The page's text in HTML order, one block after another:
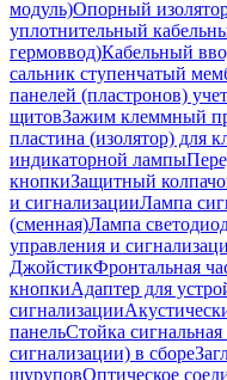
модуль)Опорный
уплотнительный
гермоввод)Кабельный
сальник ступенчатый
панелей (пластронов)
щитовЗажим клеммный
пластина (изолятор) для
индикаторной лампы
кнопкиЗащитный
и сигнализацииЛампа
(сменная)Лампа
управления и
ДжойстикФронтальная
кнопкиАдаптер для
сигнализации
панельСтойка сигнальная
сигнализации) в сборе
шуруповОптическое